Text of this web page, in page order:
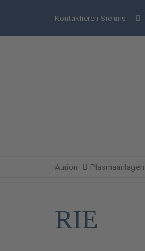
Kontaktieren Sie uns:
Aurion Plasmaanlagen
RIE